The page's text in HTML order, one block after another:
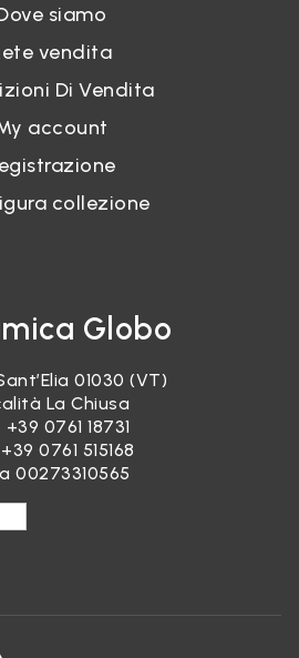
siamo
vendita
Di Vendita
account
collezione
Globo
01030 (VT)
La Chiusa
+39 0761 18731
0761 515168
00273310565